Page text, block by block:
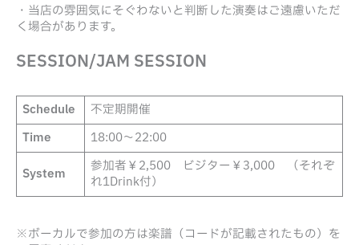
・当店の雰囲気にそぐわないと判断した演奏はご遠慮いただ
く場合があります。
SESSION/JAM SESSION
Schedule
不定期開催
Time
18:00～22:00
System
参加者￥2,500 ビジター￥3,000 （それぞ
れ1Drink付）
※ボーカルで参加の方は楽譜（コードが記載されたもの）を